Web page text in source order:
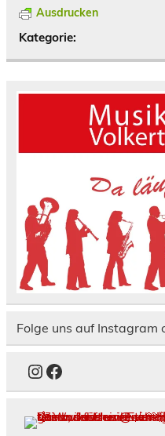
Ausdrucken
Kategorie:
Folge uns auf Instagram
Instagram
Facebook